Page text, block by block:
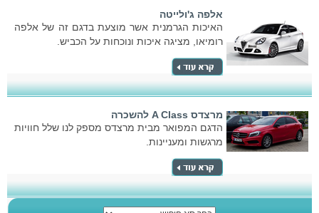
אלפה ג'ולייטה
האיכות הגרמנית אשר מוצעת בדגם זה של אלפה
רומיאו, מציגה איכות ונוכחות על הכביש.
מרצדס A Class להשכרה
הדגם המפואר מבית מרצדס מספק לנו שלל חוויות
מרגשות ומעניינות.